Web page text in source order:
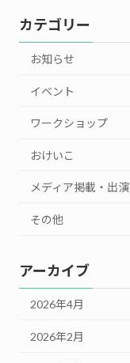
カテゴリー
お知らせ
イベント
ワークショップ
おけいこ
メディア掲載・出演
その他
アーカイブ
2026年4月
2026年2月